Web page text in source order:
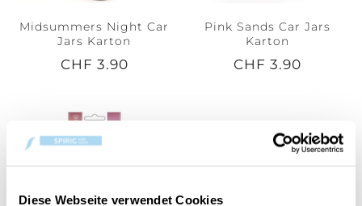
Diese Webseite verwendet Cookies
Midsummers Night Car
Jars Karton
CHF 3.90
Pink Sands Car Jars
Karton
CHF 3.90